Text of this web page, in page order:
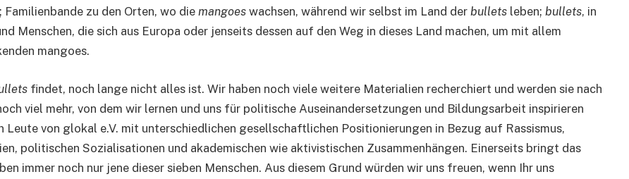
zu den Orten, wo die mangoes wachsen, während wir selbst im Land der bullets leben; bullets, in
die sich aus Europa oder jenseits dessen auf den Weg in dieses Land machen, um mit allem
mangoes.
findet, noch lange nicht alles ist. Wir haben noch viele weitere Materialien recherchiert und werden sie nach
viel mehr, von dem wir lernen und uns für politische Auseinandersetzungen und Bildungsarbeit inspirieren
Leute von glokal e.V. mit unterschiedlichen gesellschaftlichen Positionierungen in Bezug auf Rassismus,
politischen Sozialisationen und akademischen wie aktivistischen Zusammenhängen. Einerseits bringt das
immer noch nur jene dieser sieben Menschen. Aus diesem Grund würden wir uns freuen, wenn Ihr uns